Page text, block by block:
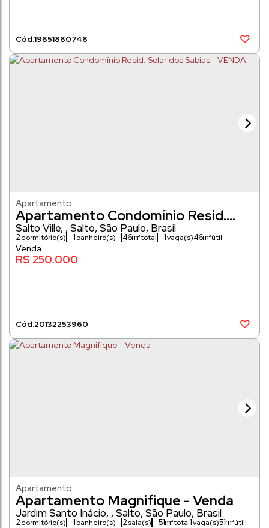
19851880748
Apartamento Condomínio Resid.
Solar dos Sabias - VENDA
Apartamento
R$ 250.000
20132253960
Salto Ville , Salto, São Paulo, Brasil
2dormitório(s) 1banheiro(s) 46m² 1vaga(s)46m²
Apartamento Magnifique - Venda
Apartamento
Jardim Santo Inácio , Salto, São Paulo, Brasil
2dormitório(s) 1banheiro(s) 2sala(s) 51m² 1vaga(s)51m²